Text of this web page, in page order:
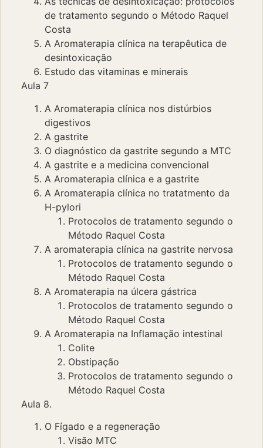
de tratamento segundo o Método Raquel
Costa
A Aromaterapia clínica na terapêutica de
desintoxicação
Estudo das vitaminas e minerais
Aula 7
A Aromaterapia clínica nos distúrbios
digestivos
A gastrite
O diagnóstico da gastrite segundo a MTC
A gastrite e a medicina convencional
A Aromaterapia clínica e a gastrite
A Aromaterapia clínica no tratatmento da
H-pylori
Protocolos de tratamento segundo o
Método Raquel Costa
A aromaterapia clínica na gastrite nervosa
Protocolos de tratamento segundo o
Método Raquel Costa
A Aromaterapia na úlcera gástrica
Protocolos de tratamento segundo o
Método Raquel Costa
A Aromaterapia na Inflamação intestinal
Colite
Obstipação
Protocolos de tratamento segundo o
Método Raquel Costa
Aula 8.
O Fígado e a regeneração
Visão MTC